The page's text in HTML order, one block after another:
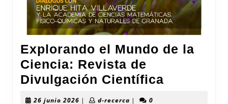
Explorando el Mundo de la
Ciencia: Revista de
Divulgación Científica
26 junio 2026 26| d-recercad-|
0